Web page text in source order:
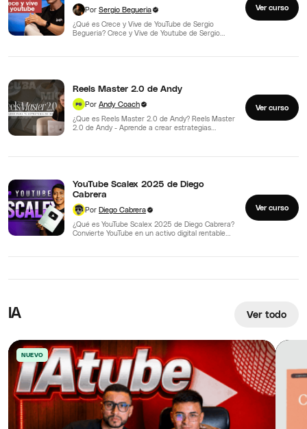
Por Sergio Begueria
¿Qué es Crece y Vive de YouTube de Sergio
Begueria? Crece y Vive de Youtube de Sergio…
Ver curso
Reels Master 2.0 de Andy
Por Andy Coach
¿Que es Reels Master 2.0 de Andy? Reels Master
2.0 de Andy - Aprende a crear estrategias…
Ver curso
YouTube Scalex 2025 de Diego
Cabrera
Por Diego Cabrera
¿Qué es YouTube Scalex 2025 de Diego Cabrera?
Convierte YouTube en un activo digital rentable
Ver curso
IA Ver todo
NUEVO